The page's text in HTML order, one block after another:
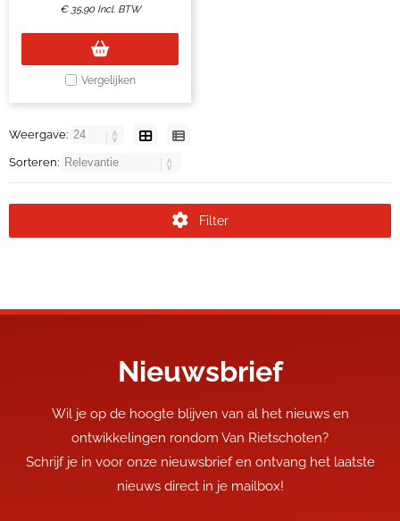
€ 35,90 Incl. BTW
Vergelijken
Weergave:
Sorteren:
Filter
Nieuwsbrief
Wil je op de hoogte blijven van al het nieuws en
ontwikkelingen rondom Van Rietschoten?
Schrijf je in voor onze nieuwsbrief en ontvang het laatste
nieuws direct in je mailbox!